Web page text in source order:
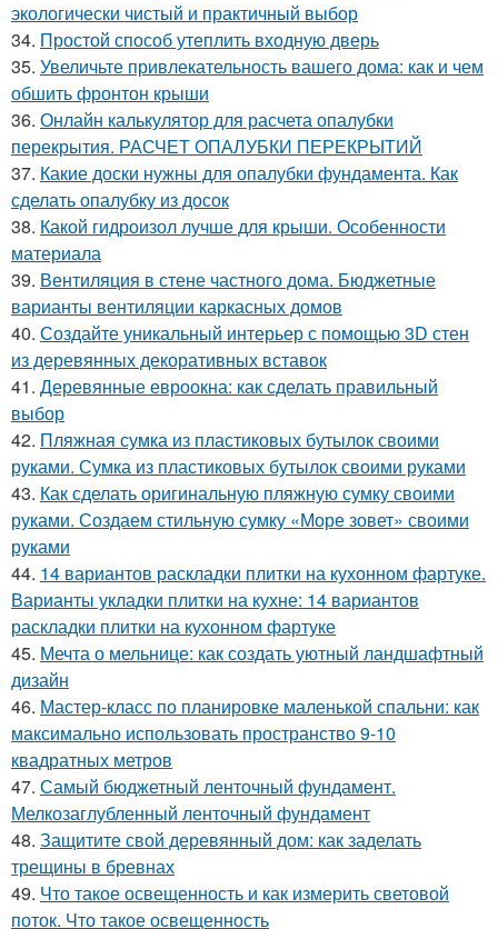
экологически чистый и практичный выбор
34. Простой способ утеплить входную дверь
35. Увеличьте привлекательность вашего дома: как и чем
обшить фронтон крыши
36. Онлайн калькулятор для расчета опалубки
перекрытия. РАСЧЕТ ОПАЛУБКИ ПЕРЕКРЫТИЙ
37. Какие доски нужны для опалубки фундамента. Как
сделать опалубку из досок
38. Какой гидроизол лучше для крыши. Особенности
материала
39. Вентиляция в стене частного дома. Бюджетные
варианты вентиляции каркасных домов
40. Создайте уникальный интерьер с помощью 3D стен
из деревянных декоративных вставок
41. Деревянные евроокна: как сделать правильный
выбор
42. Пляжная сумка из пластиковых бутылок своими
руками. Сумка из пластиковых бутылок своими руками
43. Как сделать оригинальную пляжную сумку своими
руками. Создаем стильную сумку «Море зовет» своими
руками
44. 14 вариантов раскладки плитки на кухонном фартуке.
Варианты укладки плитки на кухне: 14 вариантов
раскладки плитки на кухонном фартуке
45. Мечта о мельнице: как создать уютный ландшафтный
дизайн
46. Мастер-класс по планировке маленькой спальни: как
максимально использовать пространство 9-10
квадратных метров
47. Самый бюджетный ленточный фундамент.
Мелкозаглубленный ленточный фундамент
48. Защитите свой деревянный дом: как заделать
трещины в бревнах
49. Что такое освещенность и как измерить световой
поток. Что такое освещенность